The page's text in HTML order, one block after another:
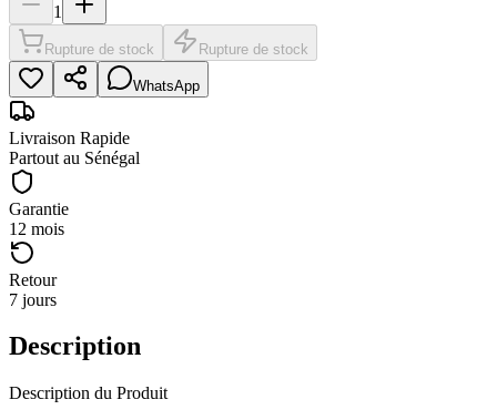
1
Rupture de stock Rupture de stock
WhatsApp
Livraison Rapide
Partout au Sénégal
Garantie
12 mois
Retour
7 jours
Description
Description du Produit